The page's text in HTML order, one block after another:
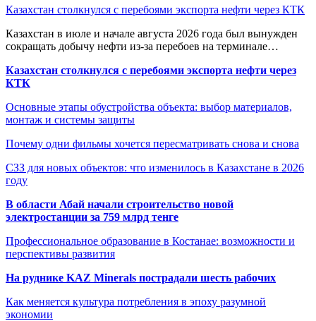
Казахстан столкнулся с перебоями экспорта нефти через КТК
Казахстан в июле и начале августа 2026 года был вынужден
сокращать добычу нефти из-за перебоев на терминале…
Казахстан столкнулся с перебоями экспорта нефти через
КТК
Основные этапы обустройства объекта: выбор материалов,
монтаж и системы защиты
Почему одни фильмы хочется пересматривать снова и снова
СЗЗ для новых объектов: что изменилось в Казахстане в 2026
году
В области Абай начали строительство новой
электростанции за 759 млрд тенге
Профессиональное образование в Костанае: возможности и
перспективы развития
На руднике KAZ Minerals пострадали шесть рабочих
Как меняется культура потребления в эпоху разумной
экономии